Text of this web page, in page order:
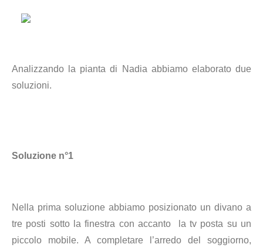
Analizzando la pianta di Nadia abbiamo elaborato due
soluzioni.
Soluzione n°1
Nella prima soluzione abbiamo posizionato un divano a
tre posti sotto la finestra con accanto la tv posta su un
piccolo mobile. A completare l’arredo del soggiorno,